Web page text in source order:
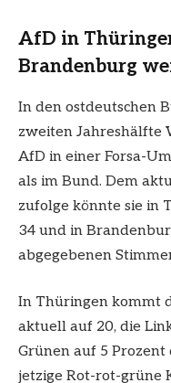
AfD in
Brandenburg
In den ostdeutschen
zweiten Jahreshälfte
AfD in einer Forsa-
als im Bund. Dem
zufolge könnte sie in
34 und in
abgegebenen
In Thüringen kommt
aktuell auf 20, die
Grünen auf 5 Prozent
jetzige Rot-rot-grüne